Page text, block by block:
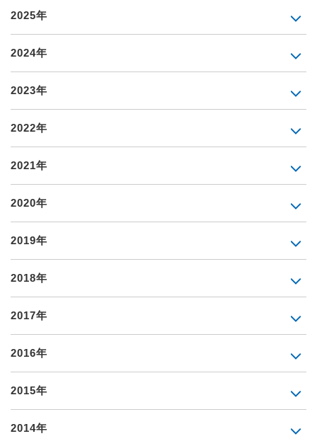
2025年
2024年
2023年
2022年
2021年
2020年
2019年
2018年
2017年
2016年
2015年
2014年